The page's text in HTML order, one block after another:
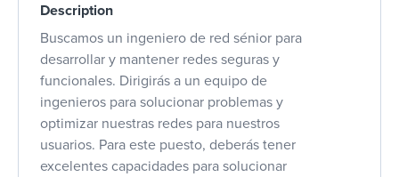
Description
Buscamos un ingeniero de red sénior para
desarrollar y mantener redes seguras y
funcionales. Dirigirás a un equipo de
ingenieros para solucionar problemas y
optimizar nuestras redes para nuestros
usuarios. Para este puesto, deberás tener
excelentes capacidades para solucionar